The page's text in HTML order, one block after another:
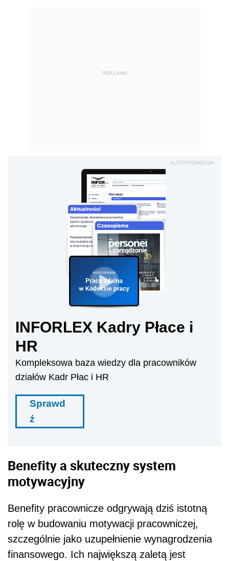
REKLAMA
AUTOPROMOCJA
INFORLEX Kadry Płace i
HR
Kompleksowa baza wiedzy dla pracowników
działów Kadr Płac i HR
Sprawd
ź
Benefity a skuteczny system
motywacyjny
Benefity pracownicze odgrywają dziś istotną
rolę w budowaniu motywacji pracowniczej,
szczególnie jako uzupełnienie wynagrodzenia
finansowego. Ich największą zaletą jest